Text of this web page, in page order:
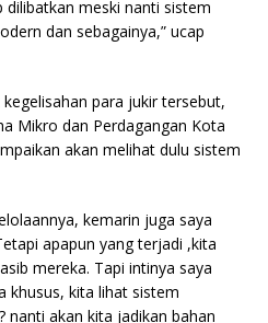
dilibatkan meski nanti sistem
dan sebagainya,” ucap
para jukir tersebut,
Mikro dan Perdagangan Kota
akan melihat dulu sistem
kemarin juga saya
apapun yang terjadi ,kita
mereka. Tapi intinya saya
khusus, kita lihat sistem
nanti akan kita jadikan bahan